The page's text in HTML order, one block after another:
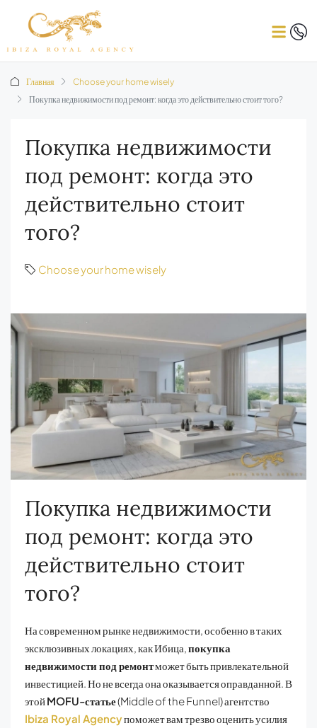
Главная
Choose your home wisely
Покупка недвижимости под ремонт: когда это действительно стоит того?
Покупка недвижимости
под ремонт: когда это
действительно стоит
того?
Choose your home wisely
Покупка недвижимости
под ремонт: когда это
действительно стоит
того?
На современном рынке недвижимости, особенно в таких
эксклюзивных локациях, как Ибица, покупка
недвижимости под ремонтможет быть привлекательной
инвестицией. Но не всегда она оказывается оправданной. В
этойMOFU-статье(Middle of the Funnel) агентство
Ibiza Royal Agencyпоможет вам трезво оценить усилия